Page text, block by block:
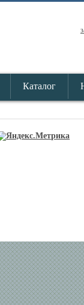
Каталог